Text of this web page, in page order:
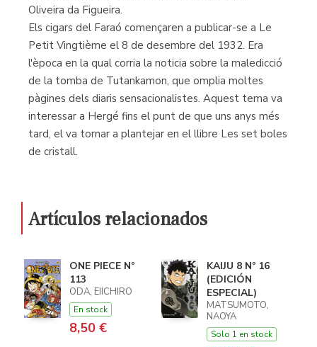
Oliveira da Figueira.
Els cigars del Faraó començaren a publicar-se a Le
Petit Vingtième el 8 de desembre del 1932. Era
l'època en la qual corria la noticia sobre la maledicció
de la tomba de Tutankamon, que omplia moltes
pàgines dels diaris sensacionalistes. Aquest tema va
interessar a Hergé fins el punt de que uns anys més
tard, el va tornar a plantejar en el llibre Les set boles
de cristall.
Artículos relacionados
ONE PIECE Nº
113
ODA, EIICHIRO
En stock
8,50 €
KAIJU 8 Nº 16
(EDICIÓN
ESPECIAL)
MATSUMOTO,
NAOYA
Solo 1 en stock